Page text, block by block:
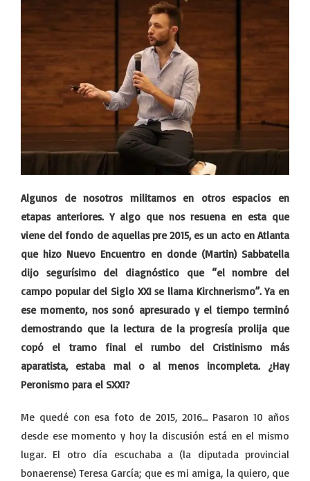
Algunos de nosotros militamos en otros espacios en
etapas anteriores. Y algo que nos resuena en esta que
viene del fondo de aquellas pre 2015, es un acto en Atlanta
que hizo Nuevo Encuentro en donde (Martin) Sabbatella
dijo segurísimo del diagnóstico que “el nombre del
campo popular del Siglo XXI se llama Kirchnerismo”. Ya en
ese momento, nos sonó apresurado y el tiempo terminó
demostrando que la lectura de la progresía prolija que
copó el tramo final el rumbo del Cristinismo más
aparatista, estaba mal o al menos incompleta. ¿Hay
Peronismo para el SXXI?
Me quedé con esa foto de 2015, 2016… Pasaron 10 años
desde ese momento y hoy la discusión está en el mismo
lugar. El otro día escuchaba a (la diputada provincial
bonaerense) Teresa García; que es mi amiga, la quiero, que